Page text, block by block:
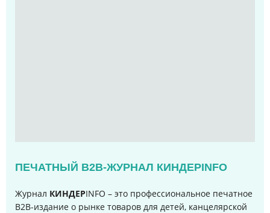
ПЕЧАТНЫЙ B2B-ЖУРНАЛ КИНДЕРINFO
Журнал КИНДЕРINFO – это профессиональное печатное
B2B-издание о рынке товаров для детей, канцелярской